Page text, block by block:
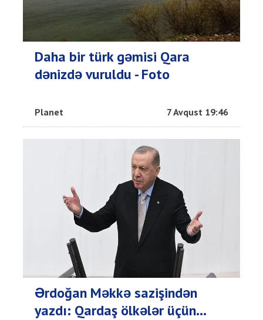
Daha bir türk gəmisi Qara
dənizdə vuruldu - Foto
Planet 7 Avqust 19:46
Ərdoğan Məkkə sazişindən
yazdı: Qardaş ölkələr üçün...